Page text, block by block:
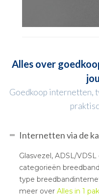
Alles over
Goedkoop internetten,
Internetten via de
Glasvezel, ADSL/
categorieën
type
meer overAlles in 1